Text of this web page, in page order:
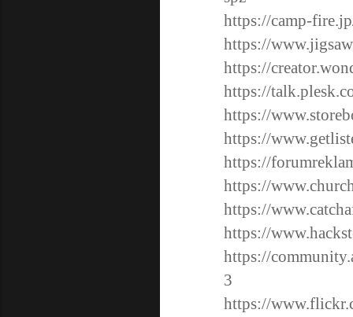
https://camp-
https://
https://
https://
https://
https://
https://
https://
https://
https://
https://
3
https://